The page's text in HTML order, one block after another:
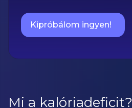
Kipróbálom ingyen!
Mi a kalóriadeficit?